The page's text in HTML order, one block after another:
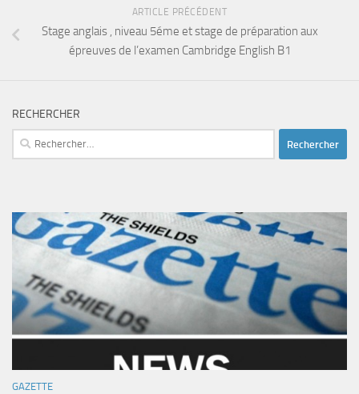
ARTICLE PRÉCÉDENT
Stage anglais , niveau 5éme et stage de préparation aux
épreuves de l’examen Cambridge English B1
RECHERCHER
Rechercher :
GAZETTE